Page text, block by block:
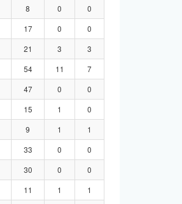
8 0
0
17 0
0
21 3
3
54 11
7
47 0
0
15 1
0
9 1
1
33 0
0
30 0
0
11 1
1